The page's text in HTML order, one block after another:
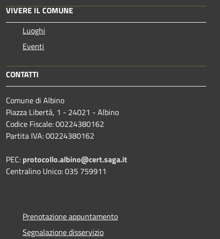
VIVERE IL COMUNE
Luoghi
Eventi
CONTATTI
Comune di Albino
Piazza Libertà, 1 - 24021 - Albino
Codice Fiscale: 00224380162
Partita IVA: 00224380162
PEC: protocollo.albino@cert.saga.it
Centralino Unico: 035 759911
Prenotazione appuntamento
Segnalazione disservizio